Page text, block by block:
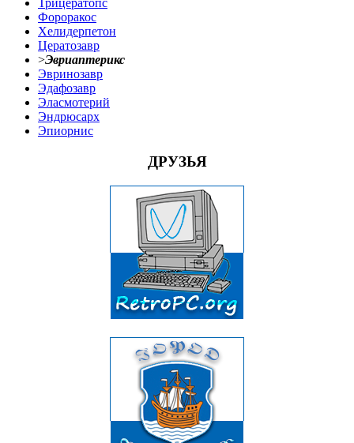
Трицератопс
Фороракос
Хелидерпетон
Цератозавр
>Эвриаптерикс
Эвринозавр
Эдафозавр
Эласмотерий
Эндрюсарх
Эпиорнис
ДРУЗЬЯ